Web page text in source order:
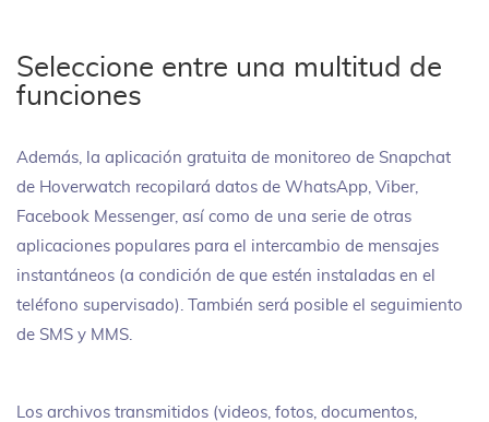
Seleccione entre una multitud de
funciones
Además, la aplicación gratuita de monitoreo de Snapchat
de Hoverwatch recopilará datos de WhatsApp, Viber,
Facebook Messenger, así como de una serie de otras
aplicaciones populares para el intercambio de mensajes
instantáneos (a condición de que estén instaladas en el
teléfono supervisado). También será posible el seguimiento
de SMS y MMS.
Los archivos transmitidos (videos, fotos, documentos,